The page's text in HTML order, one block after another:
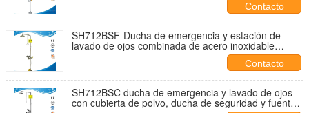
Contacto
SH712BSF-Ducha de emergencia y estación de
lavado de ojos combinada de acero inoxidable
SUS304, operada con el pie, lavado de ojos de
Contacto
SH712BSC ducha de emergencia y lavado de ojos
con cubierta de polvo, ducha de seguridad y fuente